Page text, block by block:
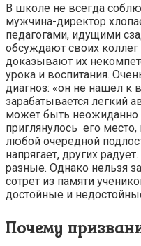
В школе не всегда
мужчина-директор
педагогами, идущими
обсуждают своих
доказывают их
урока и воспитания.
диагноз: «он не нашел к
зарабатывается легкий
может быть неожиданно
приглянулось его
любой очередной
напрягает, других
разные. Однако нельзя
сотрет из памяти
достойные и
Почему